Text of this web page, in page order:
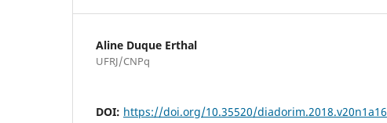
Aline Duque Erthal
UFRJ/CNPq
DOI: https://doi.org/10.35520/